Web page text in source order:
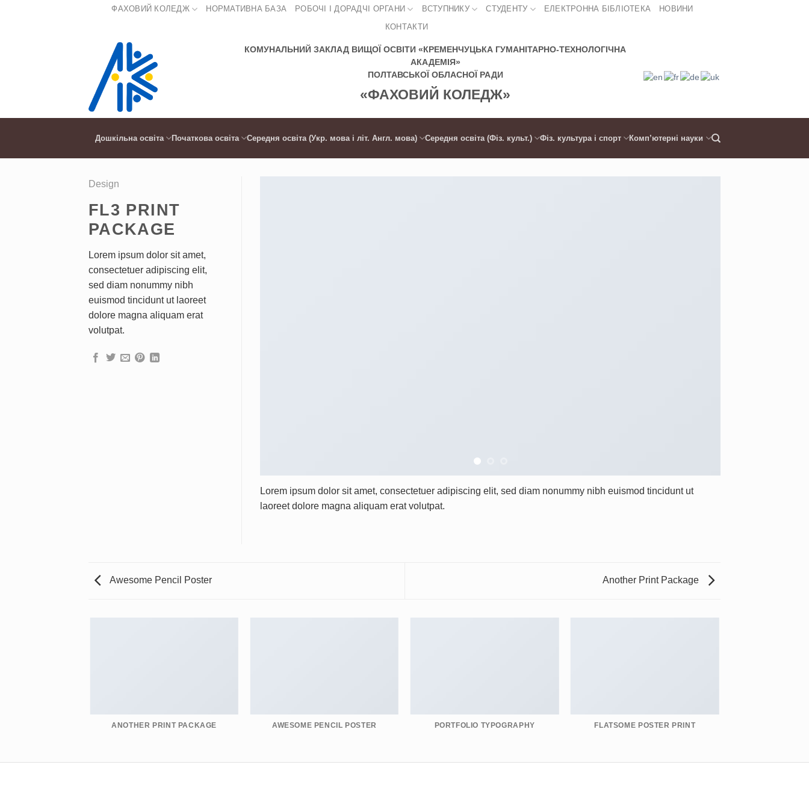
ФАХОВИЙ КОЛЕДЖ НОРМАТИВНА БАЗА РОБОЧІ І ДОРАДЧІ ОРГАНИ ВСТУПНИКУ СТУДЕНТУ ЕЛЕКТРОННА БІБЛІОТЕКА
НОВИНИ
КОНТАКТИ
КОМУНАЛЬНИЙ ЗАКЛАД ВИЩОЇ ОСВІТИ «КРЕМЕНЧУЦЬКА ГУМАНІТАРНО-ТЕХНОЛОГІЧНА
АКАДЕМІЯ»
ПОЛТАВСЬКОЇ ОБЛАСНОЇ РАДИ
«ФАХОВИЙ КОЛЕДЖ»
Дошкільна освіта Початкова освіта Середня освіта (Укр. мова і літ. Англ. мова) Середня освіта (Фіз. культ.) Фіз. культура і спорт Комп’ютерні науки
Design
FL3 PRINT
PACKAGE
Lorem ipsum dolor sit amet,
consectetuer adipiscing elit,
sed diam nonummy nibh
euismod tincidunt ut laoreet
dolore magna aliquam erat
volutpat.
Lorem ipsum dolor sit amet, consectetuer adipiscing elit, sed diam nonummy nibh euismod tincidunt ut
laoreet dolore magna aliquam erat volutpat.
Awesome Pencil Poster Another Print Package
ANOTHER PRINT PACKAGE AWESOME PENCIL POSTER PORTFOLIO TYPOGRAPHY FLATSOME POSTER PRINT